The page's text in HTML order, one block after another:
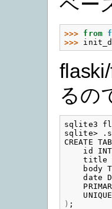
>>> from
>>>
るの
sqlite3
sqlite>
CREATE
id
title
body
date
)